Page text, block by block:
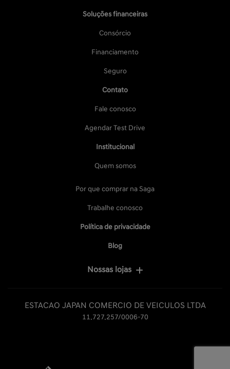
Soluções financeiras
Consórcio
Financiamento
Seguro
Contato
Fale conosco
Agendar Test Drive
Institucional
Quem somos
Por que comprar na Saga
Trabalhe conosco
Política de privacidade
Blog
Nossas lojas
ESTACAO JAPAN COMERCIO DE VEICULOS LTDA
11.727.257/0006-70